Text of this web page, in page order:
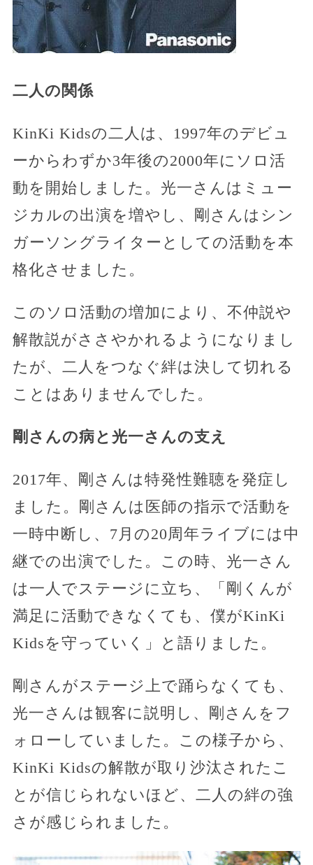
二人の関係
KinKi Kidsの二人は、1997年のデビュ
ーからわずか3年後の2000年にソロ活
動を開始しました。光一さんはミュー
ジカルの出演を増やし、剛さんはシン
ガーソングライターとしての活動を本
格化させました。
このソロ活動の増加により、不仲説や
解散説がささやかれるようになりまし
たが、二人をつなぐ絆は決して切れる
ことはありませんでした。
剛さんの病と光一さんの支え
2017年、剛さんは特発性難聴を発症し
ました。剛さんは医師の指示で活動を
一時中断し、7月の20周年ライブには中
継での出演でした。この時、光一さん
は一人でステージに立ち、「剛くんが
満足に活動できなくても、僕がKinKi
Kidsを守っていく」と語りました。
剛さんがステージ上で踊らなくても、
光一さんは観客に説明し、剛さんをフ
ォローしていました。この様子から、
KinKi Kidsの解散が取り沙汰されたこ
とが信じられないほど、二人の絆の強
さが感じられました。